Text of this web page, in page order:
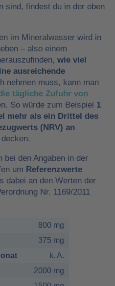
sind, findest du in der oben
im Mineralwasser wird in
– also einem
wie viel
ausreichende
nehmen muss, kann man
tägliche Zufuhr von
So würde zum Beispiel 1
mehr als ein Drittel des
(NRV) an
decken.
den Angaben in der
um Referenzwerte
dabei an den Werten der
Nr. 1169/2011
800 mg
375 mg
k. A.
2000 mg